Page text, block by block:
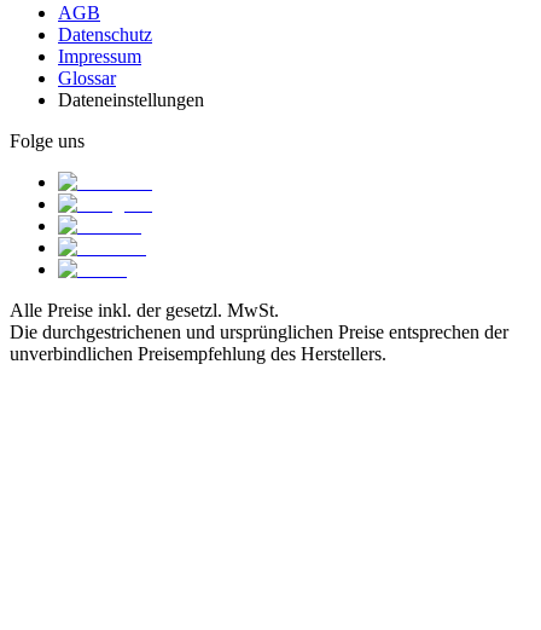
AGB
Datenschutz
Impressum
Glossar
Dateneinstellungen
Folge uns
Alle Preise inkl. der gesetzl. MwSt.
Die durchgestrichenen und ursprünglichen Preise entsprechen der
unverbindlichen Preisempfehlung des Herstellers.